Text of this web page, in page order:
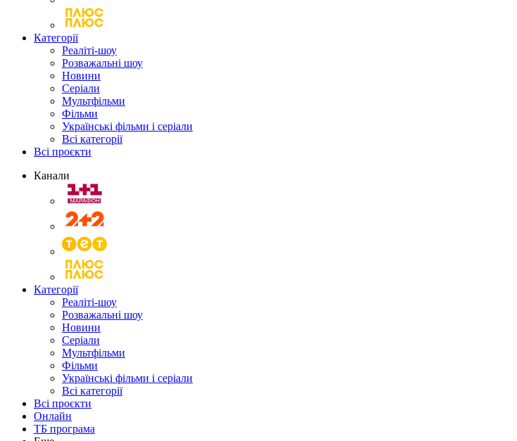
Категорії
Реаліті-шоу
Розважальні шоу
Новини
Серіали
Мультфільми
Фільми
Українські фільми і серіали
Всі категорії
Всі проєкти
Канали
Категорії
Реаліті-шоу
Розважальні шоу
Новини
Серіали
Мультфільми
Фільми
Українські фільми і серіали
Всі категорії
Всі проєкти
Онлайн
ТБ програма